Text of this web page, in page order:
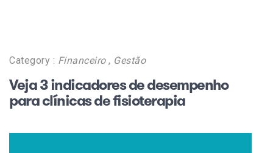
Category : Financeiro , Gestão
Veja 3 indicadores de desempenho
para clínicas de fisioterapia